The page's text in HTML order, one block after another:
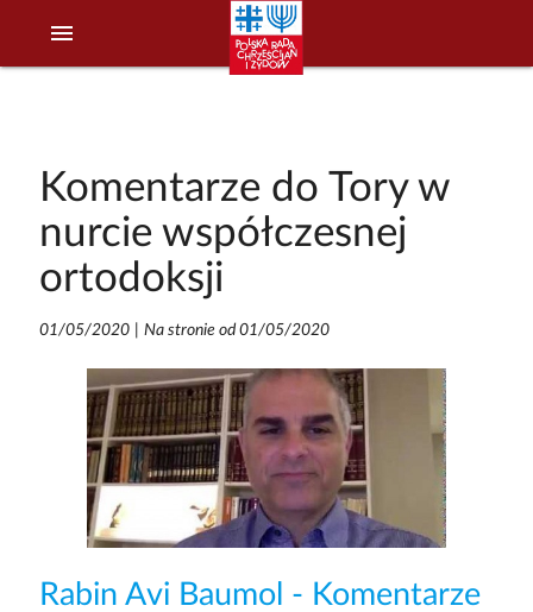
menu
Komentarze do Tory w
nurcie współczesnej
ortodoksji
01/05/2020| Na stronie od 01/05/2020
Rabin Avi Baumol - Komentarze